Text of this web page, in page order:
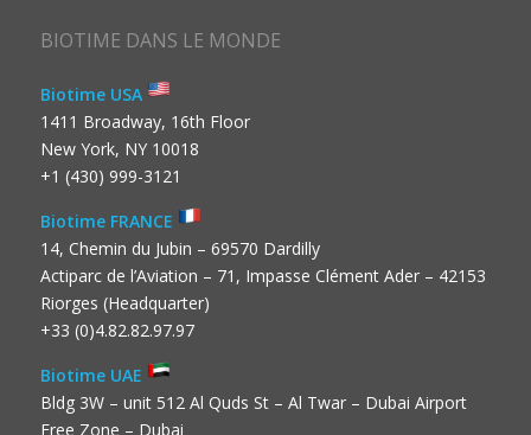
BIOTIME DANS LE MONDE
Biotime USA
1411 Broadway, 16th Floor
New York, NY 10018
+1 (430) 999-3121
Biotime FRANCE
14, Chemin du Jubin – 69570 Dardilly
Actiparc de l’Aviation – 71, Impasse Clément Ader – 42153
Riorges (Headquarter)
+33 (0)4.82.82.97.97
Biotime UAE
Bldg 3W – unit 512 Al Quds St – Al Twar – Dubai Airport
Free Zone – Dubai